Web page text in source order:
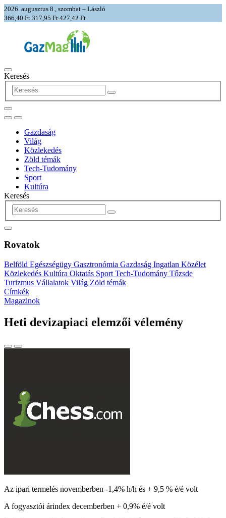
2026. augusztus 8., szombat – László
366,40 Ft 317,95 Ft 427,42 Ft
Keresés
Gazdaság
Világ
Közlekedés
Zöld témák
Tech-Tudomány
Sport
Kultúra
Keresés
Rovatok
Belföld Egészségügy Gasztronómia Gazdaság Ingatlan Közélet
Közlekedés Kultúra Oktatás Sport Tech-Tudomány Tőzsde
Turizmus Vállalatok Világ Zöld témák
Címkék
Magazinok
Heti devizapiaci elemzői vélemény
Az ipari termelés novemberben -1,4% h/h és + 9,5 % é/é volt
A fogyasztói árindex decemberben + 0,9% é/é volt